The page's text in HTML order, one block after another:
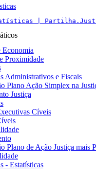
|
Economia
Proximidade
Administrativos e Fiscais
Plano Ação Simplex na
Justiça
Cíveis
Plano de Ação Justiça mais
- Estatísticas